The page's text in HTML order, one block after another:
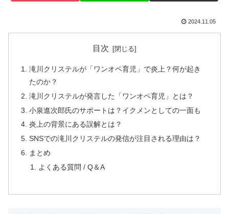
2024.11.05
目次
滝川クリステルが「ワンオペ育児」で炎上？何が起き
たのか？
滝川クリステルが発言した「ワンオペ育児」とは？
小泉進次郎氏のサポートは？イクメンとしての一面も
炎上の背景にある誤解とは？
SNSでの滝川クリステルの発信が注目される理由は？
まとめ
よくある質問 / Q＆A